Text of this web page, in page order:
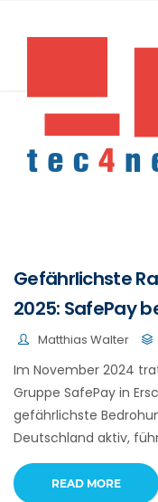
Gefährlichste
2025: SafePay
Matthias Walter
Im November 2024
Gruppe SafePay in
gefährlichste
Deutschland aktiv,
READ MORE